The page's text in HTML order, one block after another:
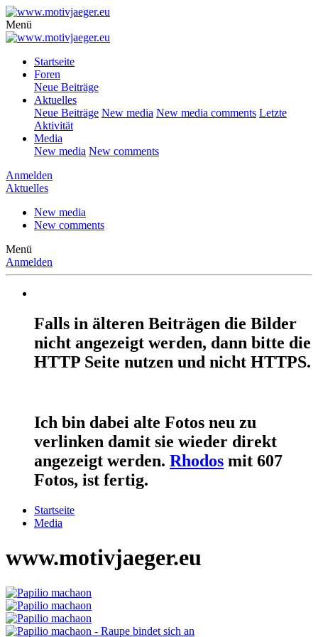
Menü
Startseite
Foren
Neue Beiträge
Aktuelles
Neue Beiträge New media New media comments Letzte
Aktivität
Media
New media New comments
Anmelden
Aktuelles
New media
New comments
Menü
Anmelden
Falls in älteren Beiträgen die Bilder
nicht angezeigt werden, dann bitte die
HTTP Seite nutzen und nicht HTTPS.
Ich bin dabei alte Fotos neu zu
verlinken damit sie wieder direkt
angezeigt werden. Rhodos mit 607
Fotos, ist fertig.
Startseite
Media
www.motivjaeger.eu